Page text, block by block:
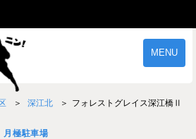
MENU
ご契約の流れ
深江北 フォレストグレイス深江橋Ⅱ
月極駐車場